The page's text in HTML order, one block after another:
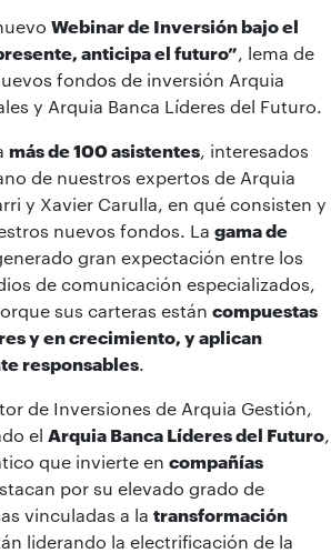
Webinar de Inversión bajo el
anticipa el futuro”, lema de
fondos de inversión Arquia
y Arquia Banca Líderes del Futuro.
más de 100 asistentes, interesados
de nuestros expertos de Arquia
y Xavier Carulla, en qué consisten y
nuevos fondos. La gama de
gran expectación entre los
de comunicación especializados,
sus carteras están compuestas
y en crecimiento, y aplican
responsables.
de Inversiones de Arquia Gestión,
el Arquia Banca Líderes del Futuro,
que invierte en compañías
por su elevado grado de
vinculadas a la transformación
liderando la electrificación de la